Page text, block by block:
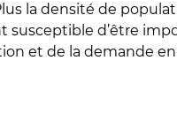
la densité de
susceptible d’être
et de la demande